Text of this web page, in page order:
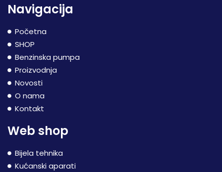
Navigacija
Početna
SHOP
Benzinska pumpa
Proizvodnja
Novosti
O nama
Kontakt
Web shop
Bijela tehnika
Kućanski aparati